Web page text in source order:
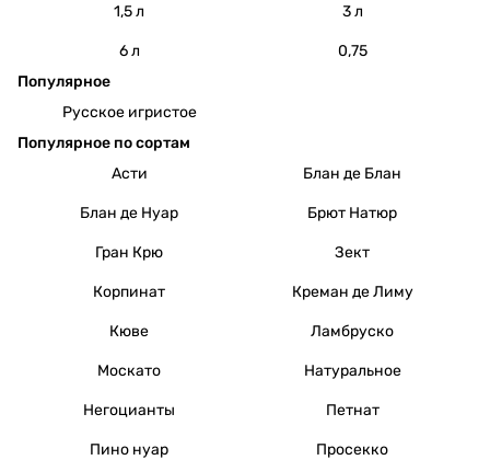
1,5 л 3 л
6 л
0,75
Популярное
Русское игристое
Популярное по сортам
Асти
Блан де Блан
Блан де Нуар Брют Натюр
Гран Крю Зект
Корпинат Креман де Лиму
Кюве Ламбруско
Москато Натуральное
Негоцианты Петнат
Пино нуар Просекко